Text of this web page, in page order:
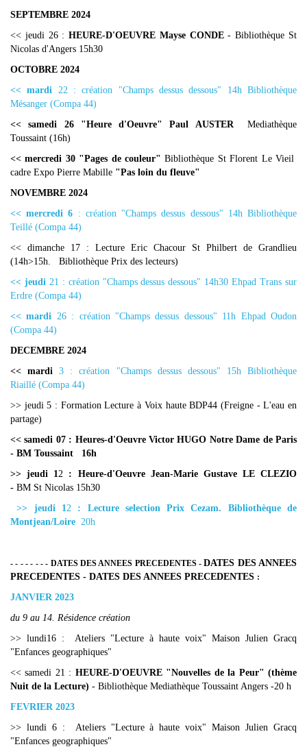
SEPTEMBRE 2024
<< jeudi 26 :HEURE-D'OEUVRE Mayse CONDE- Bibliothèque St
Nicolas d'Angers 15h30
OCTOBRE 2024
<< mardi 22 : création "Champs dessus dessous" 14h Bibliothèque
Mésanger (Compa 44)
<< samedi 26 "Heure d'Oeuvre" Paul AUSTER Mediathèque
Toussaint (16h)
<< mercredi 30 "Pages de couleur"Bibliothèque St Florent Le Vieil
cadre Expo Pierre Mabille "Pas loin du fleuve"
NOVEMBRE 2024
<< mercredi 6 : création "Champs dessus dessous" 14h Bibliothèque
Teillé (Compa 44)
<< dimanche 17 : Lecture Eric Chacour St Philbert de Grandlieu
(14h>15h. Bibliothèque Prix des lecteurs)
<< jeudi 21 : création "Champs dessus dessous" 14h30 Ehpad Trans sur
Erdre (Compa 44)
<< mardi 26 : création "Champs dessus dessous" 11h Ehpad Oudon
(Compa 44)
DECEMBRE 2024
<< mardi3 : création "Champs dessus dessous" 15h Bibliothèque
Riaillé (Compa 44)
>> jeudi 5 : Formation Lecture à Voix haute BDP44 (Freigne - L'eau en
partage)
<< samedi 07 : Heures-d'Oeuvre Victor HUGO Notre Dame de Paris
- BM Toussaint 16h
>> jeudi 12 : Heure-d'Oeuvre Jean-Marie Gustave LE CLEZIO
- BM St Nicolas 15h30
>> jeudi 12: Lecture selection Prix Cezam. Bibliothèque de
Montjean/Loire 20h
- - - - - - - - DATES DES ANNEES PRECEDENTES -DATES DES ANNEES
PRECEDENTES - DATES DES ANNEES PRECEDENTES :
JANVIER 2023
du 9 au 14. Résidence création
>> lundi16 : Ateliers "Lecture à haute voix" Maison Julien Gracq
"Enfances geographiques"
<< samedi 21 : HEURE-D'OEUVRE "Nouvelles de la Peur" (thème
Nuit de la Lecture) - Bibliothèque Mediathèque Toussaint Angers -20 h
FEVRIER 2023
>> lundi 6 : Ateliers "Lecture à haute voix" Maison Julien Gracq
"Enfances geographiques"